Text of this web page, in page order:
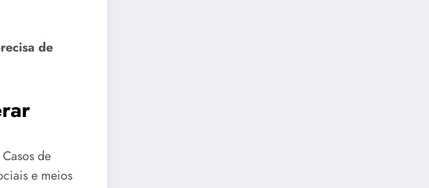
de
de
e meios